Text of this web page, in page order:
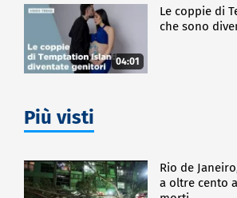
04:01
Le coppie di
che sono
Più visti
Rio de
a oltre cento